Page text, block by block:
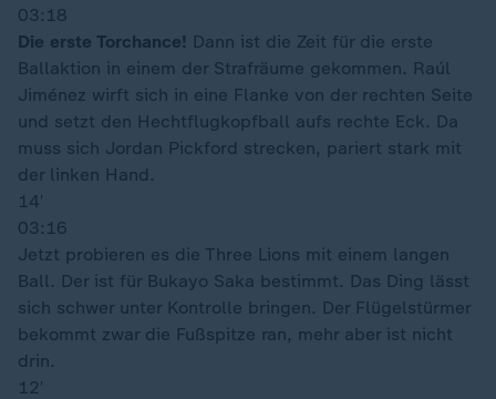
03:18
Die erste Torchance! Dann ist die Zeit für die erste
Ballaktion in einem der Strafräume gekommen. Raúl
Jiménez wirft sich in eine Flanke von der rechten Seite
und setzt den Hechtflugkopfball aufs rechte Eck. Da
muss sich Jordan Pickford strecken, pariert stark mit
der linken Hand.
14′
03:16
Jetzt probieren es die Three Lions mit einem langen
Ball. Der ist für Bukayo Saka bestimmt. Das Ding lässt
sich schwer unter Kontrolle bringen. Der Flügelstürmer
bekommt zwar die Fußspitze ran, mehr aber ist nicht
drin.
12′